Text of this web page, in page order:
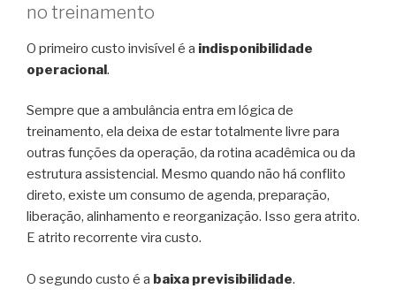
no treinamento
O primeiro custo invisível é a indisponibilidade
operacional.
Sempre que a ambulância entra em lógica de
treinamento, ela deixa de estar totalmente livre para
outras funções da operação, da rotina acadêmica ou da
estrutura assistencial. Mesmo quando não há conflito
direto, existe um consumo de agenda, preparação,
liberação, alinhamento e reorganização. Isso gera atrito.
E atrito recorrente vira custo.
O segundo custo é a baixa previsibilidade.